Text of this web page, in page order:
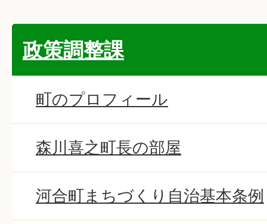
政策調整課
町のプロフィール
森川喜之町長の部屋
河合町まちづくり自治基本条例